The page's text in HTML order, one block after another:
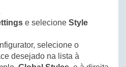
e selecione Style
selecione o
desejado na lista à